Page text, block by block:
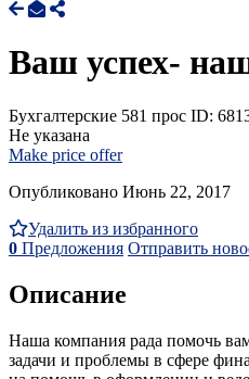
Ваш успех-
Бухгалтерские 581 прос ID:
Не указана
Make price offer
Опубликовано Июнь 22, 2017
Удалить из избранного
0 Предложения Отправить
Описание
Наша компания рада помочь
задачи и проблемы в сфере